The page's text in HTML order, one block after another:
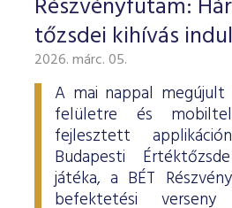
ESG Útmutató
Részvényfutam:
tőzsdei kihívás
2026. márc. 05.
A mai nappal megújult
felületre és
fejlesztett
Budapesti
játéka, a BÉT
befektetési